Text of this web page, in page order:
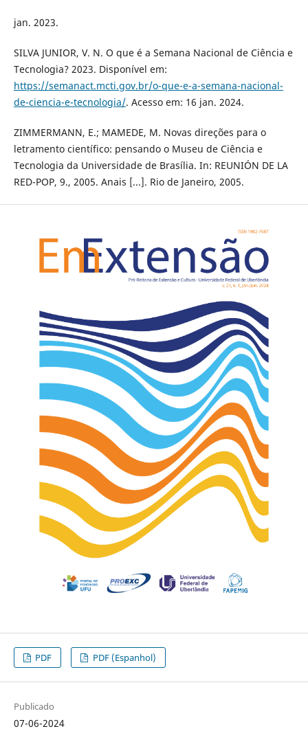
jan. 2023.
SILVA JUNIOR, V. N. O que é a Semana Nacional de Ciência e
Tecnologia? 2023. Disponível em:
https://semanact.mcti.gov.br/o-que-e-a-semana-nacional-
de-ciencia-e-tecnologia/. Acesso em: 16 jan. 2024.
ZIMMERMANN, E.; MAMEDE, M. Novas direções para o
letramento científico: pensando o Museu de Ciência e
Tecnologia da Universidade de Brasília. In: REUNIÓN DE LA
RED-POP, 9., 2005. Anais [...]. Rio de Janeiro, 2005.
PDF PDF (Espanhol)
Publicado
07-06-2024